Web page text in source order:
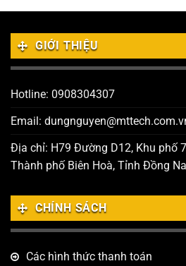
GIỚI THIỆU
Hotline: 0908304307
Email:
Địa chỉ: H79 Đường D12, Khu phố
Thành phố Biên Hoà, Tỉnh Đồng
CHÍNH SÁCH
Các hình thức thanh toán